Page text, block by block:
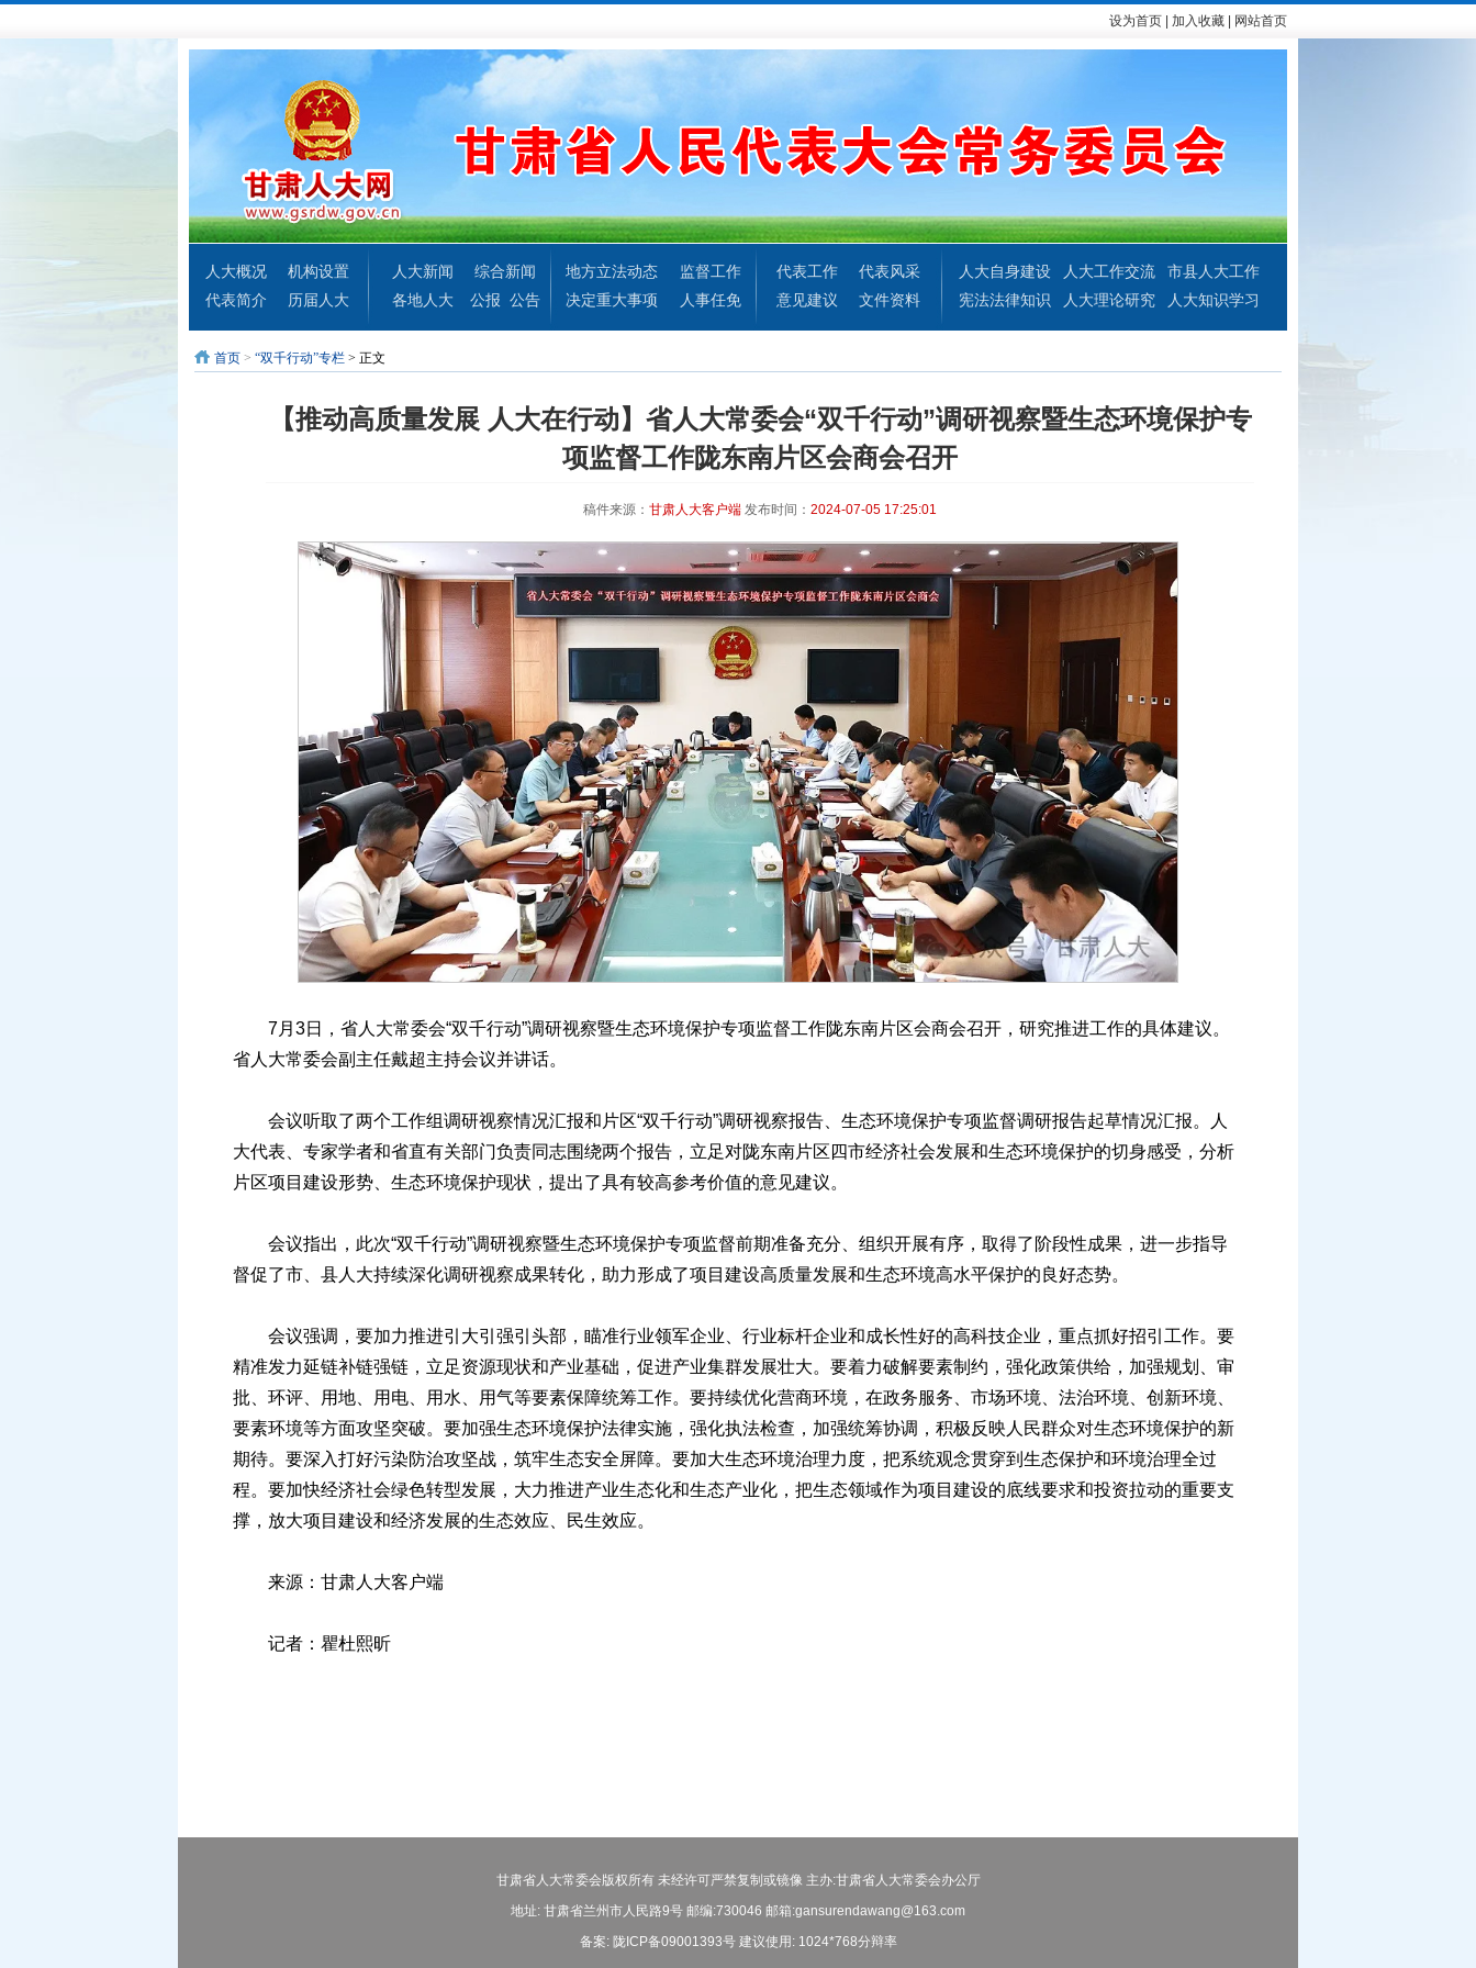
设为首页 加入收藏 网站首页
人大概况
机构设置
代表简介
历届人大
人大新闻
综合新闻
各地人大
公报 公告
地方立法动态
监督工作
决定重大事项
人事任免
代表工作
代表风采
意见建议
文件资料
人大自身建设 人大工作交流
市县人大工作
宪法法律知识
人大理论研究 人大知识学习
首页 > “双千行动”专栏 > 正文
【推动高质量发展 人大在行动】省人大常委会“双千行动”调研视察暨生态环境保护专
项监督工作陇东南片区会商会召开
稿件来源： 甘肃人大客户端 发布时间： 2024-07-05 17:25:01
7月3日，省人大常委会“双千行动”调研视察暨生态环境保护专项监督工作陇东南片区会商会召开，研究推进工作的具体建议。
省人大常委会副主任戴超主持会议并讲话。
会议听取了两个工作组调研视察情况汇报和片区“双千行动”调研视察报告、生态环境保护专项监督调研报告起草情况汇报。人
大代表、专家学者和省直有关部门负责同志围绕两个报告，立足对陇东南片区四市经济社会发展和生态环境保护的切身感受，分析
片区项目建设形势、生态环境保护现状，提出了具有较高参考价值的意见建议。
会议指出，此次“双千行动”调研视察暨生态环境保护专项监督前期准备充分、组织开展有序，取得了阶段性成果，进一步指导
督促了市、县人大持续深化调研视察成果转化，助力形成了项目建设高质量发展和生态环境高水平保护的良好态势。
会议强调，要加力推进引大引强引头部，瞄准行业领军企业、行业标杆企业和成长性好的高科技企业，重点抓好招引工作。要
精准发力延链补链强链，立足资源现状和产业基础，促进产业集群发展壮大。要着力破解要素制约，强化政策供给，加强规划、审
批、环评、用地、用电、用水、用气等要素保障统筹工作。要持续优化营商环境，在政务服务、市场环境、法治环境、创新环境、
要素环境等方面攻坚突破。要加强生态环境保护法律实施，强化执法检查，加强统筹协调，积极反映人民群众对生态环境保护的新
期待。要深入打好污染防治攻坚战，筑牢生态安全屏障。要加大生态环境治理力度，把系统观念贯穿到生态保护和环境治理全过
程。要加快经济社会绿色转型发展，大力推进产业生态化和生态产业化，把生态领域作为项目建设的底线要求和投资拉动的重要支
撑，放大项目建设和经济发展的生态效应、民生效应。
来源：甘肃人大客户端
记者：瞿杜熙昕
甘肃省人大常委会版权所有 未经许可严禁复制或镜像 主办:甘肃省人大常委会办公厅
地址: 甘肃省兰州市人民路9号 邮编:730046 邮箱:gansurendawang@163.com
备案: 陇ICP备09001393号 建议使用: 1024*768分辩率